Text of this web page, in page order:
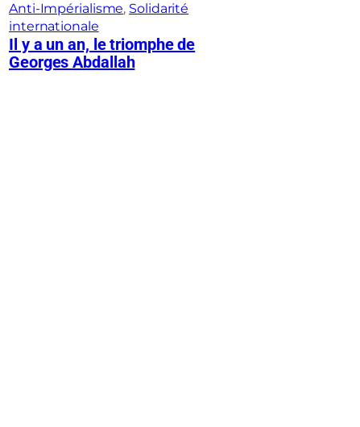
Anti-Impérialisme, Solidarité
internationale
Il y a un an, le triomphe de
Georges Abdallah